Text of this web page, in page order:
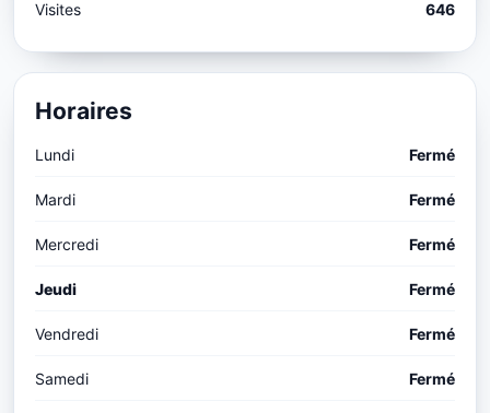
Visites 646
Horaires
Lundi Fermé
Mardi Fermé
Mercredi Fermé
Jeudi Fermé
Vendredi Fermé
Samedi Fermé